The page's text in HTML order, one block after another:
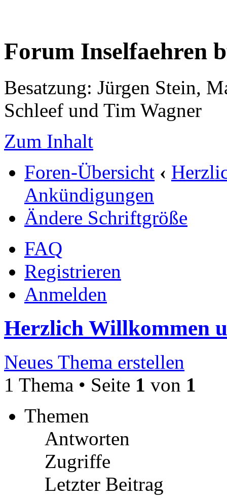
Forum Inselfaehren
Besatzung: Jürgen Stein,
Schleef und Tim Wagner
Zum Inhalt
Foren-Übersicht ‹
Ankündigungen
Ändere Schriftgröße
FAQ
Registrieren
Anmelden
Herzlich Willkommen
Neues Thema erstellen
1 Thema • Seite 1 von 1
Themen
Antworten
Zugriffe
Letzter Beitrag